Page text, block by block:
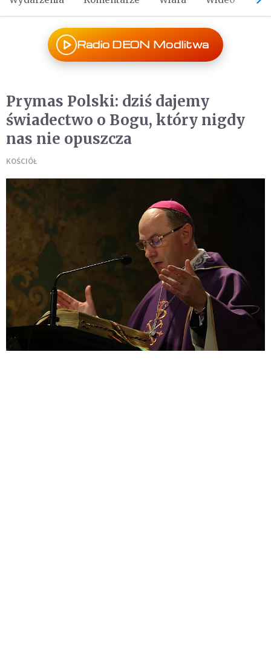
Radio DEON Modlitwa
Prymas Polski: dziś dajemy
świadectwo o Bogu, który nigdy
nas nie opuszcza
KOŚCIÓŁ